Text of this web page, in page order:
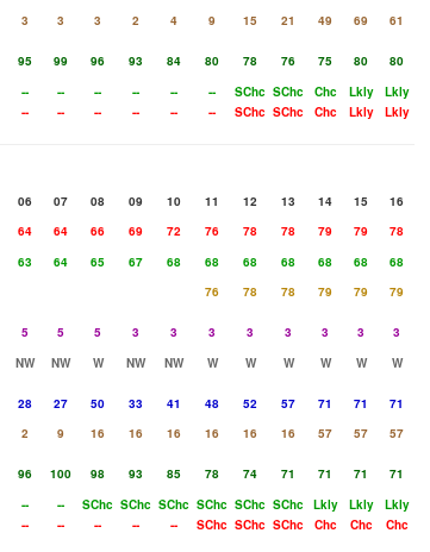
3 3 3 2 4 9 15 21 49 69
61
95 99 96 93 84 80 78 76 75 80
80
-- -- -- -- -- -- SChc SChc Chc Lkly
Lkly
-- -- -- -- -- -- SChc SChc Chc Lkly Lkly
06 07 08 09 10 11 12 13 14 15
16
64 64 66 69 72 76 78 78 79 79
78
63 64 65 67 68 68 68 68 68 68
68
76 78 78 79 79
79
5 5 5 3 3 3 3 3 3 3
3
NW NW W NW NW W W W W W
W
28 27 50 33 41 48 52 57 71 71
71
2 9 16 16 16 16 16 16 57 57
57
96 100 98 93 85 78 74 71 71 71
71
-- -- SChc SChc SChc SChc SChc SChc Lkly Lkly
Lkly
-- -- -- -- -- SChc SChc SChc Chc Chc Chc